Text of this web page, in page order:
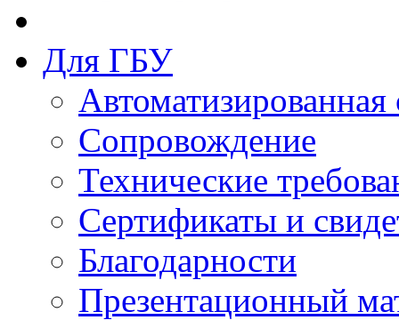
Для ГБУ
Сопровождение
Технические
Сертификаты и
Благодарности
Презентационный